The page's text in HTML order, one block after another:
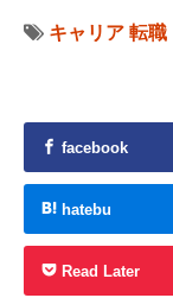
キャリア 転職
facebook
hatebu
Read Later